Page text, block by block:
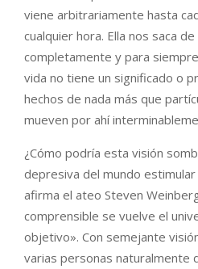
viene arbitrariamente hasta
cualquier hora. Ella nos saca
completamente y para
vida no tiene un significado o
hechos de nada más que
mueven por ahí
¿Cómo podría esta visión
depresiva del mundo
afirma el ateo Steven
comprensible se vuelve el
objetivo». Con semejante
varias personas naturalmente